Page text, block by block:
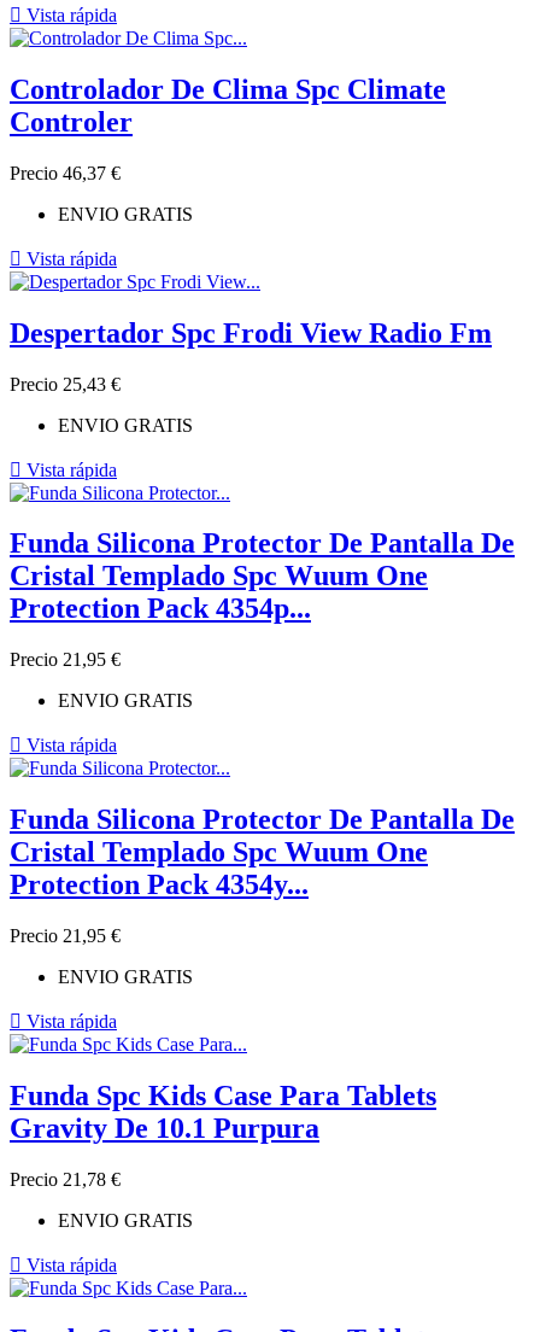
 Vista rápida
Controlador De Clima Spc Climate
Controler
Precio 46,37 €
ENVIO GRATIS
 Vista rápida
Despertador Spc Frodi View Radio Fm
Precio 25,43 €
ENVIO GRATIS
 Vista rápida
Funda Silicona Protector De Pantalla De
Cristal Templado Spc Wuum One
Protection Pack 4354p...
Precio 21,95 €
ENVIO GRATIS
 Vista rápida
Funda Silicona Protector De Pantalla De
Cristal Templado Spc Wuum One
Protection Pack 4354y...
Precio 21,95 €
ENVIO GRATIS
 Vista rápida
Funda Spc Kids Case Para Tablets
Gravity De 10.1 Purpura
Precio 21,78 €
ENVIO GRATIS
 Vista rápida